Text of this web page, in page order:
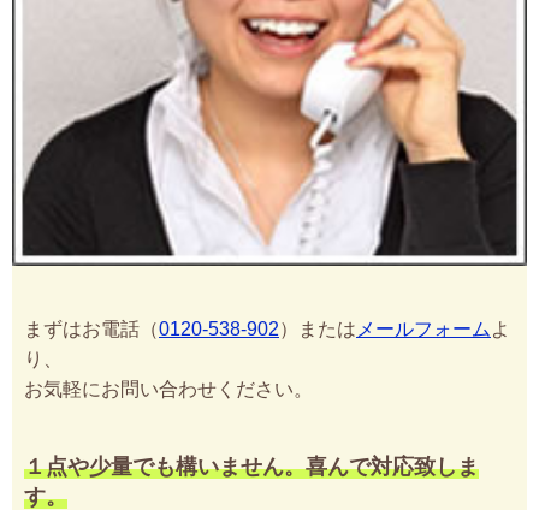
まずはお電話（0120-538-902）または メールフォーム よ
り、
お気軽にお問い合わせください。
１点や少量でも構いません。喜んで対応致しま
す。